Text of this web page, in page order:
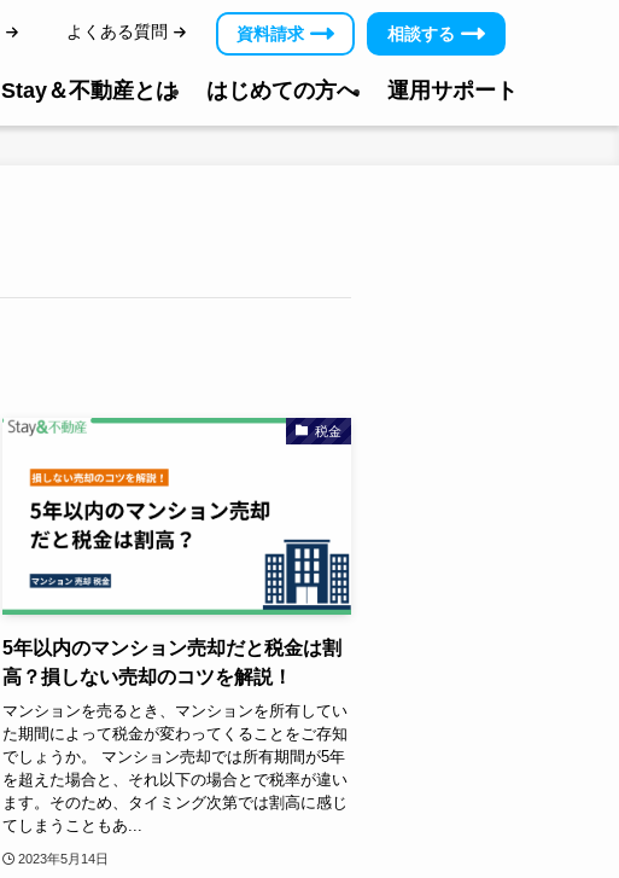
よくある質問 資料請求 相談する
Stay＆不動産とは はじめての方へ 運用サポート
税金
5年以内のマンション売却だと税金は割
高？損しない売却のコツを解説！
マンションを売るとき、マンションを所有してい
た期間によって税金が変わってくることをご存知
でしょうか。 マンション売却では所有期間が5年
を超えた場合と、それ以下の場合とで税率が違い
ます。そのため、タイミング次第では割高に感じ
てしまうこともあ...
2023年5月14日